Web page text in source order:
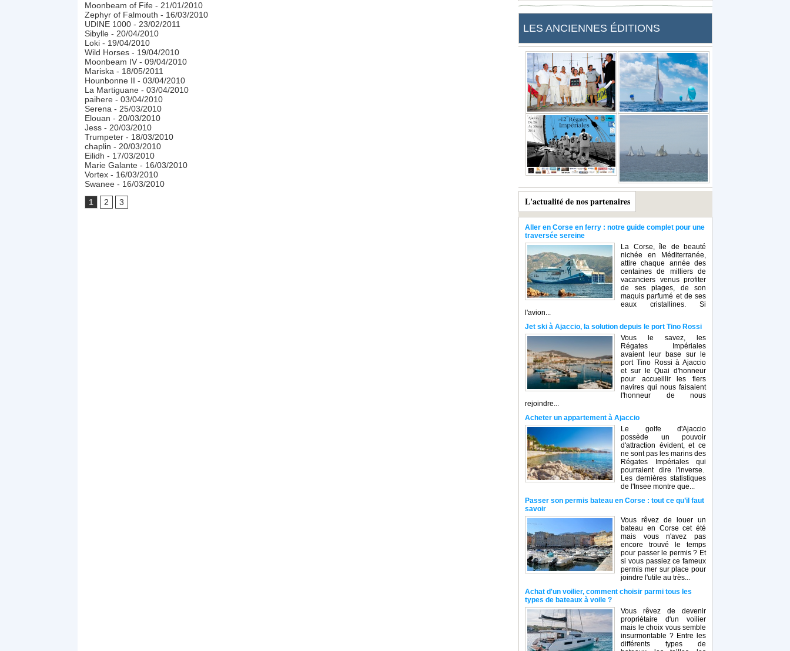
Moonbeam of Fife - 21/01/2010
Zephyr of Falmouth - 16/03/2010
UDINE 1000 - 23/02/2011
Sibylle - 20/04/2010
Loki - 19/04/2010
Wild Horses - 19/04/2010
Moonbeam IV - 09/04/2010
Mariska - 18/05/2011
Hounbonne II - 03/04/2010
La Martiguane - 03/04/2010
paihere - 03/04/2010
Serena - 25/03/2010
Elouan - 20/03/2010
Jess - 20/03/2010
Trumpeter - 18/03/2010
chaplin - 20/03/2010
Eilidh - 17/03/2010
Marie Galante - 16/03/2010
Vortex - 16/03/2010
Swanee - 16/03/2010
1
2 3
LES ANCIENNES ÉDITIONS
L'actualité de nos partenaires
Aller en Corse en ferry : notre guide complet pour une
traversée sereine
La Corse, île de beauté
nichée en Méditerranée,
attire chaque année des
centaines de milliers de
vacanciers venus profiter
de ses plages, de son
maquis parfumé et de ses
eaux cristallines. Si
l'avion...
Jet ski à Ajaccio, la solution depuis le port Tino Rossi
Vous le savez, les
Régates Impériales
avaient leur base sur le
port Tino Rossi à Ajaccio
et sur le Quai d'honneur
pour accueillir les fiers
navires qui nous faisaient
l'honneur de nous
rejoindre...
Acheter un appartement à Ajaccio
Le golfe d'Ajaccio
possède un pouvoir
d'attraction évident, et ce
ne sont pas les marins des
Régates Impériales qui
pourraient dire l'inverse.
Les dernières statistiques
de l'Insee montre que...
Passer son permis bateau en Corse : tout ce qu’il faut
savoir
Vous rêvez de louer un
bateau en Corse cet été
mais vous n'avez pas
encore trouvé le temps
pour passer le permis ? Et
si vous passiez ce fameux
permis mer sur place pour
joindre l'utile au très...
Achat d'un voilier, comment choisir parmi tous les
types de bateaux à voile ?
Vous rêvez de devenir
propriétaire d'un voilier
mais le choix vous semble
insurmontable ? Entre les
différents types de